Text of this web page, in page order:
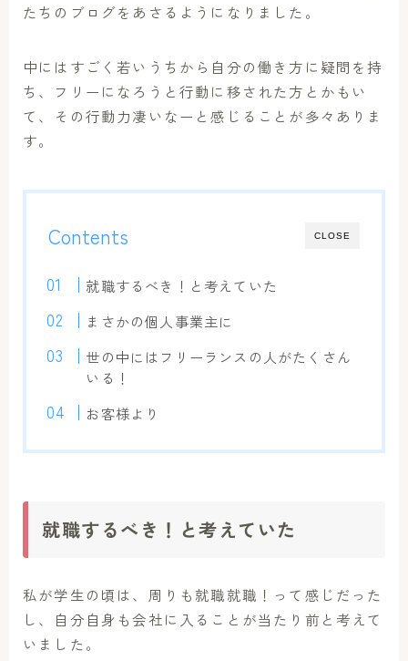
たちのブログをあさるようになりました。
中にはすごく若いうちから自分の働き方に疑問を持
ち、フリーになろうと行動に移された方とかもい
て、その行動力凄いなーと感じることが多々ありま
す。
CLOSE
Contents
就職するべき！と考えていた
まさかの個人事業主に
世の中にはフリーランスの人がたくさん
いる！
お客様より
就職するべき！と考えていた
私が学生の頃は、周りも就職就職！って感じだった
し、自分自身も会社に入ることが当たり前と考えて
いました。